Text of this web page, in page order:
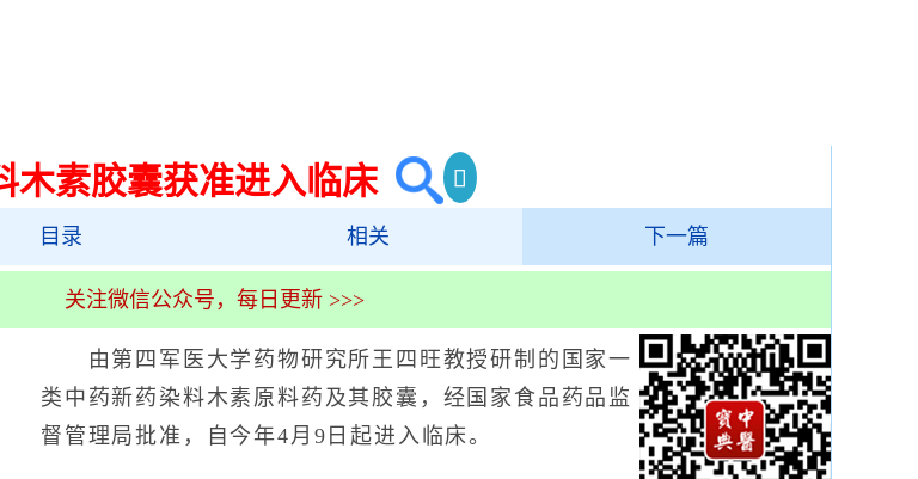
木素胶囊获准进入临床
目录 相关 下一篇
关注微信公众号，每日更新 >>>
由第四军医大学药物研究所王四旺教授研制的国家一
类中药新药染料木素原料药及其胶囊，经国家食品药品监
督管理局批准，自今年4月9日起进入临床。